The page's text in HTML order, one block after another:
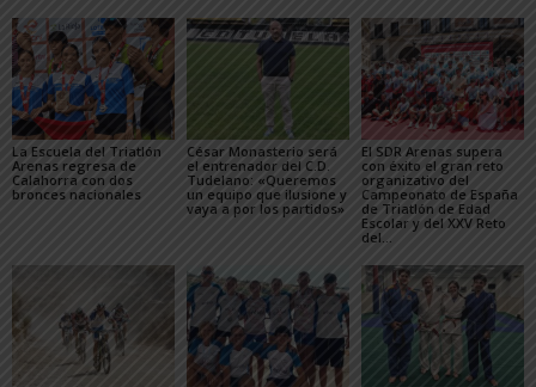
La Escuela del Triatlón
Arenas regresa de
Calahorra con dos
bronces nacionales
César Monasterio será
el entrenador del C.D.
Tudelano: «Queremos
un equipo que ilusione y
vaya a por los partidos»
El SDR Arenas supera
con éxito el gran reto
organizativo del
Campeonato de España
de Triatlón de Edad
Escolar y del XXV Reto
del...